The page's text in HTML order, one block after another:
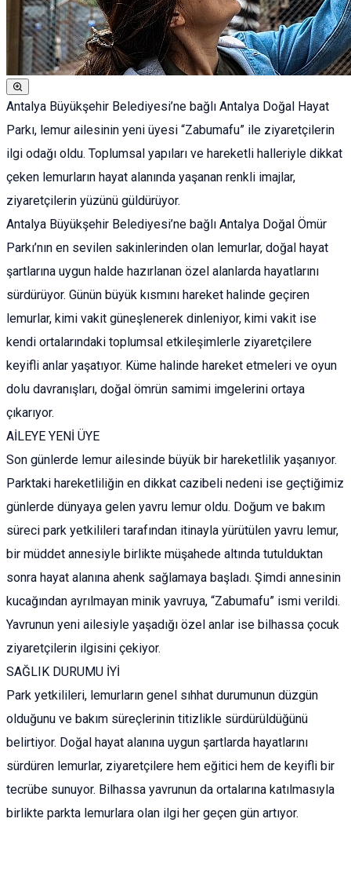
Antalya Büyükşehir Belediyesi’ne bağlı Antalya Doğal Hayat
Parkı, lemur ailesinin yeni üyesi “Zabumafu” ile ziyaretçilerin
ilgi odağı oldu. Toplumsal yapıları ve hareketli halleriyle dikkat
çeken lemurların hayat alanında yaşanan renkli imajlar,
ziyaretçilerin yüzünü güldürüyor.
Antalya Büyükşehir Belediyesi’ne bağlı Antalya Doğal Ömür
Parkı’nın en sevilen sakinlerinden olan lemurlar, doğal hayat
şartlarına uygun halde hazırlanan özel alanlarda hayatlarını
sürdürüyor. Günün büyük kısmını hareket halinde geçiren
lemurlar, kimi vakit güneşlenerek dinleniyor, kimi vakit ise
kendi ortalarındaki toplumsal etkileşimlerle ziyaretçilere
keyifli anlar yaşatıyor. Küme halinde hareket etmeleri ve oyun
dolu davranışları, doğal ömrün samimi imgelerini ortaya
çıkarıyor.
AİLEYE YENİ ÜYE
Son günlerde lemur ailesinde büyük bir hareketlilik yaşanıyor.
Parktaki hareketliliğin en dikkat cazibeli nedeni ise geçtiğimiz
günlerde dünyaya gelen yavru lemur oldu. Doğum ve bakım
süreci park yetkilileri tarafından itinayla yürütülen yavru lemur,
bir müddet annesiyle birlikte müşahede altında tutulduktan
sonra hayat alanına ahenk sağlamaya başladı. Şimdi annesinin
kucağından ayrılmayan minik yavruya, “Zabumafu” ismi verildi.
Yavrunun yeni ailesiyle yaşadığı özel anlar ise bilhassa çocuk
ziyaretçilerin ilgisini çekiyor.
SAĞLIK DURUMU İYİ
Park yetkilileri, lemurların genel sıhhat durumunun düzgün
olduğunu ve bakım süreçlerinin titizlikle sürdürüldüğünü
belirtiyor. Doğal hayat alanına uygun şartlarda hayatlarını
sürdüren lemurlar, ziyaretçilere hem eğitici hem de keyifli bir
tecrübe sunuyor. Bilhassa yavrunun da ortalarına katılmasıyla
birlikte parkta lemurlara olan ilgi her geçen gün artıyor.